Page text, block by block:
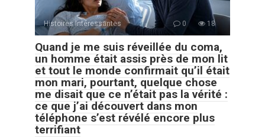
Histoires Intéressantes 0 18
Quand je me suis réveillée du coma,
un homme était assis près de mon lit
et tout le monde confirmait qu’il était
mon mari, pourtant, quelque chose
me disait que ce n’était pas la vérité :
ce que j’ai découvert dans mon
téléphone s’est révélé encore plus
terrifiant